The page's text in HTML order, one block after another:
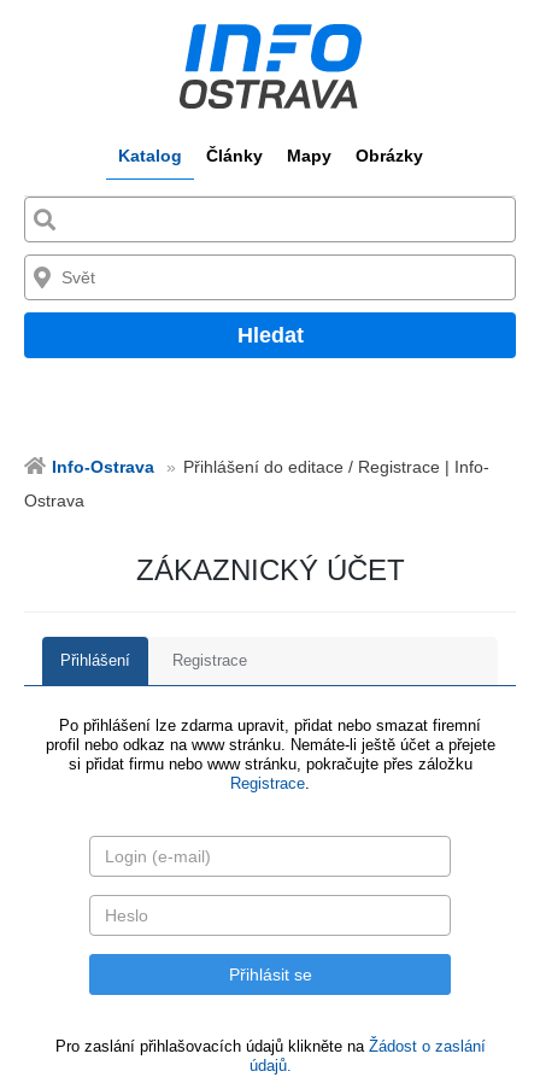
Katalog Články Mapy Obrázky
Hledat
Info-Ostrava
Přihlášení do editace / Registrace | Info-
Ostrava
ZÁKAZNICKÝ ÚČET
Přihlášení Registrace
Po přihlášení lze zdarma upravit, přidat nebo smazat firemní
profil nebo odkaz na www stránku. Nemáte-li ještě účet a přejete
si přidat firmu nebo www stránku, pokračujte přes záložku
Registrace.
Pro zaslání přihlašovacích údajů klikněte na Žádost o zaslání
údajů.